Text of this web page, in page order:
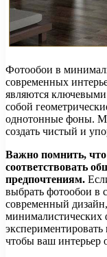
Фотообои в
современных
являются
собой
однотонные фоны.
создать чистый и
Важно помнить,
соответствовать
предпочтениям.
выбрать фотообои в
современный
минималистических
чтобы ваш интерьер